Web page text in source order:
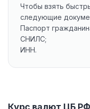
Чтобы взять
следующие
Паспорт
СНИЛС;
ИНН.
Курс валют ЦБ РФ